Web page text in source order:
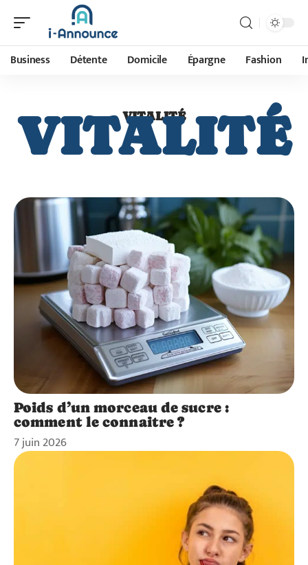
Business Détente Domicile Épargne Fashion
VITALITÉ
VITALITÉ
Poids d’un morceau de sucre :
comment le connaitre ?
7 juin 2026